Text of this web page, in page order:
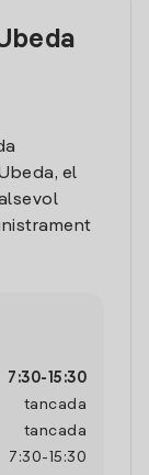
el
7:30- 15:30
tancada
tancada
7:30- 15:30